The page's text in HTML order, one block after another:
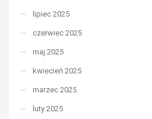
lipiec 2025
czerwiec 2025
maj 2025
kwiecień 2025
marzec 2025
luty 2025